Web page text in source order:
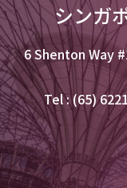
シンガ
6 Shenton Way
Tel : (65)